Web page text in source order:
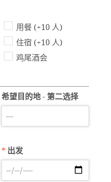
用餐 (+10 人)
住宿 (+10 人)
鸡尾酒会
希望目的地 - 第二选择
* 出发